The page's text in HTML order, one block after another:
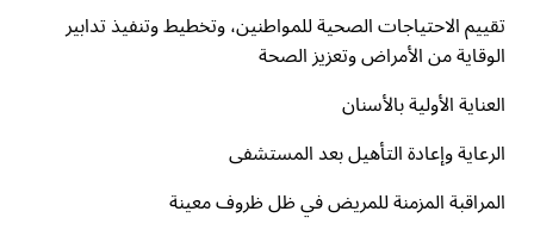
تقييم الاحتياجات الصحية للمواطنين، وتخطيط وتنفيذ تدابير
الوقاية من الأمراض وتعزيز الصحة
العناية الأولية بالأسنان
الرعاية وإعادة التأهيل بعد المستشفى
المراقبة المزمنة للمريض في ظل ظروف معينة